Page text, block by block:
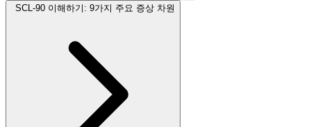
SCL-90 이해하기: 9가지 주요 증상 차원